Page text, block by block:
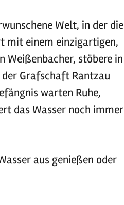
Welt, in der die
mit einem einzigartigen,
Weißenbacher, stöbere in
Grafschaft Rantzau
warten Ruhe,
das Wasser noch immer
aus genießen oder